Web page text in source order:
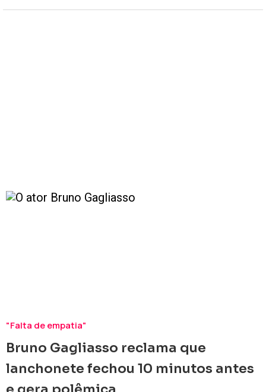
"Falta de empatia"
Bruno Gagliasso reclama que
lanchonete fechou 10 minutos antes